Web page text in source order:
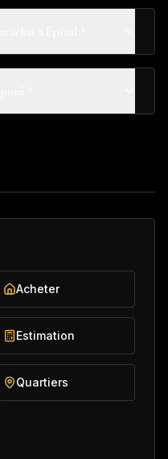
Acheter
Estimation
Quartiers